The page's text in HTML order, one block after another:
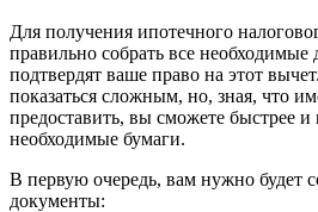
Для получения ипотечного
правильно собрать все
подтвердят ваше право на этот
показаться сложным, но, зная, что
предоставить, вы сможете быстрее
необходимые бумаги.
В первую очередь, вам нужно будет
документы: